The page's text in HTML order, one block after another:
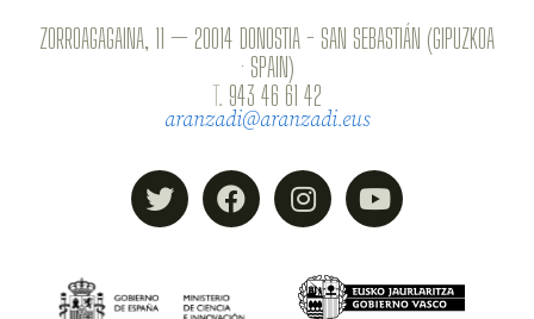
ZORROAGAGAINA, 11 — 20014 DONOSTIA - SAN SEBASTIÁN (GIPUZKOA
· SPAIN)
T. 943 46 61 42
aranzadi@aranzadi.eus